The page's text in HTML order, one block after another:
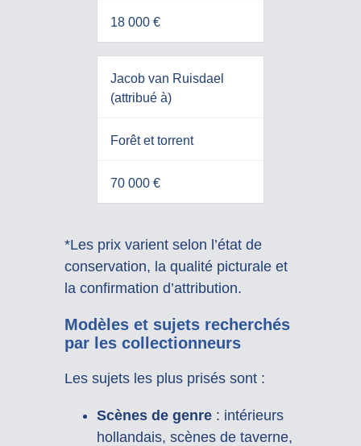
18 000 €
Jacob van Ruisdael
(attribué à)
Forêt et torrent
70 000 €
*Les prix varient selon l’état de
conservation, la qualité picturale et
la confirmation d’attribution.
Modèles et sujets recherchés
par les collectionneurs
Les sujets les plus prisés sont :
Scènes de genre: intérieurs
hollandais, scènes de taverne,